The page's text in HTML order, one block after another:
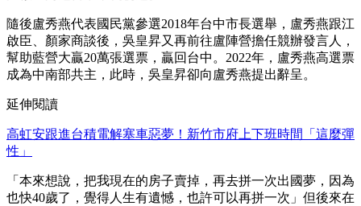
隨後盧秀燕代表國民黨參選2018年台中市長選舉，盧秀燕跟江
啟臣、顏家商談後，吳皇昇又再前往盧陣營擔任競辦發言人，
幫助藍營大贏20萬張選票，贏回台中。2022年，盧秀燕高選票
成為中南部共主，此時，吳皇昇卻向盧秀燕提出辭呈。
延伸閱讀
高虹安跟進台積電解塞車惡夢！新竹市府上下班時間「這麼彈
性」
「本來想說，把我現在的房子賣掉，再去拼一次出國夢，因為
也快40歲了，覺得人生有遺憾，也許可以再拼一次」但後來在